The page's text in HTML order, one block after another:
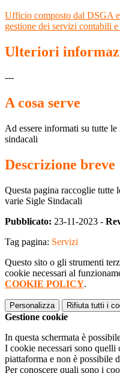
Ufficio composto dal DSGA
gestione dei servizi contabili
Ulteriori
---
A cosa serve
Ad essere informati su tutte
sindacali
Descrizione breve
Questa pagina raccoglie
varie Sigle Sindacali
Pubblicato: 23-11-2023 -
Tag pagina: Servizi
Questo sito o gli strumenti
cookie necessari al
COOKIE POLICY.
Personalizza Rifiuta tutti i
Gestione cookie
In questa schermata è
I cookie necessari sono
piattaforma e non è possibile
Per conoscere quali sono i